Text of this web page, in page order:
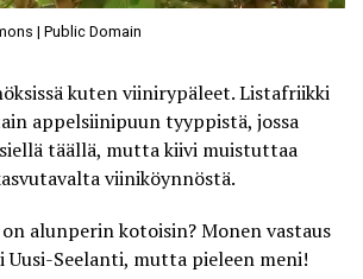
| Public Domain
kuten viinirypäleet. Listafriikki
appelsiinipuun tyyppistä, jossa
täällä, mutta kiivi muistuttaa
viiniköynnöstä.
alunperin kotoisin? Monen vastaus
Uusi-Seelanti, mutta pieleen meni!